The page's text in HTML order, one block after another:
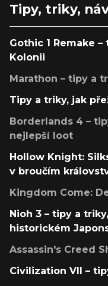
Tipy, triky,
Gothic 1 Remake
Kolonii
Marathon – tipy a
Tipy a triky, jak
Borderlands 4 –
nejlepší loot
Hollow Knight:
v broučím
Kingdom Come:
Nioh 3 – tipy a
historickém
Assassin's Creed
Civilization VII –